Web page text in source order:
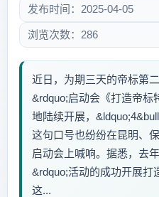
发布时间：2025-04-05
浏览次数：286
近日，为期三天的帝标第
&rdquo;启动会《打造帝标
地陆续开展，
这句口号也纷纷在昆明、
启动会上喊响。据悉，去
&rdquo;活动的成功开展打
这...